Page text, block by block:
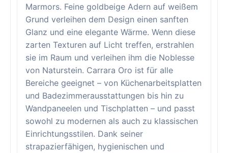
Marmors. Feine goldbeige Adern auf weißem
Grund verleihen dem Design einen sanften
Glanz und eine elegante Wärme. Wenn diese
zarten Texturen auf Licht treffen, erstrahlen
sie im Raum und verleihen ihm die Noblesse
von Naturstein. Carrara Oro ist für alle
Bereiche geeignet – von Küchenarbeitsplatten
und Badezimmerausstattungen bis hin zu
Wandpaneelen und Tischplatten – und passt
sowohl zu modernen als auch zu klassischen
Einrichtungsstilen. Dank seiner
strapazierfähigen, hygienischen und